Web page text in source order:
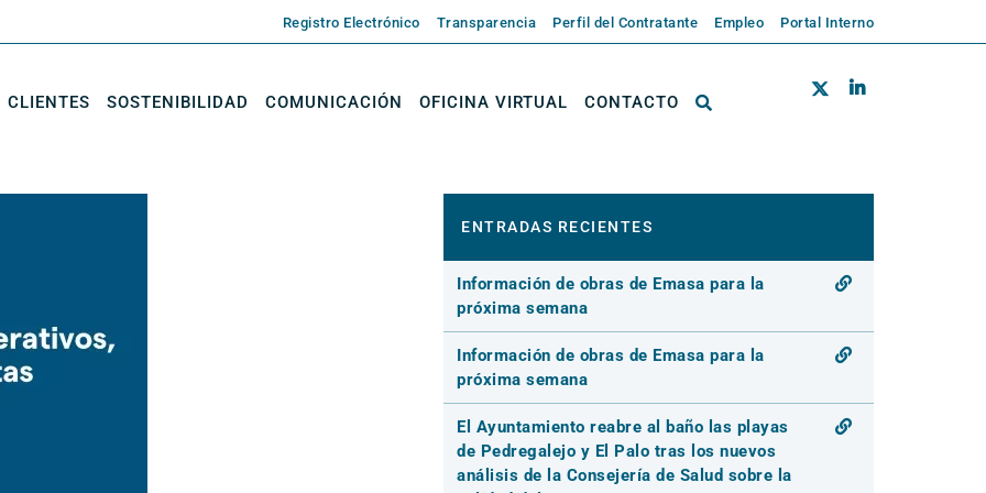
Registro Electrónico Transparencia Perfil del Contratante Empleo Portal Interno
CLIENTES SOSTENIBILIDAD COMUNICACIÓN OFICINA VIRTUAL CONTACTO
ENTRADAS RECIENTES
Información de obras de Emasa para la
próxima semana
Información de obras de Emasa para la
próxima semana
El Ayuntamiento reabre al baño las playas
de Pedregalejo y El Palo tras los nuevos
análisis de la Consejería de Salud sobre la